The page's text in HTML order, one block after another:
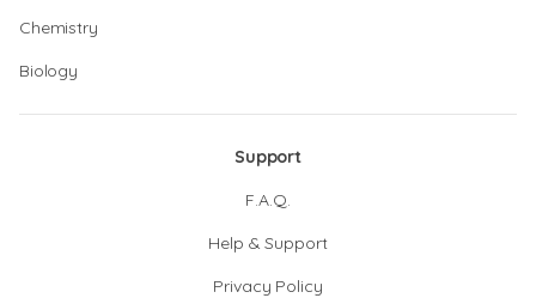
Chemistry
Biology
Support
F.A.Q.
Help & Support
Privacy Policy